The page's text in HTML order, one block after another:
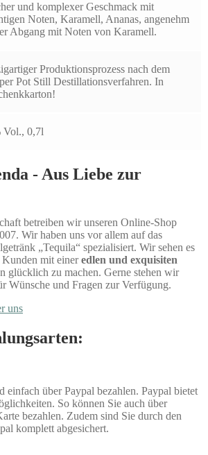
und komplexer Geschmack mit
Noten, Karamell, Ananas, angenehm
Abgang mit Noten von Karamell.
Produktionsprozess nach dem
Pot Still Destillationsverfahren. In
Vol., 0,7l
- Aus Liebe zur
betreiben wir unseren Online-Shop
Wir haben uns vor allem auf das
„Tequila“ spezialisiert. Wir sehen es
Kunden mit eineredlen und exquisiten
glücklich zu machen. Gerne stehen wir
Wünsche und Fragen zur Verfügung.
uns
einfach über Paypal bezahlen. Paypal bietet
So können Sie auch über
bezahlen. Zudem sind Sie durch den
komplett abgesichert.